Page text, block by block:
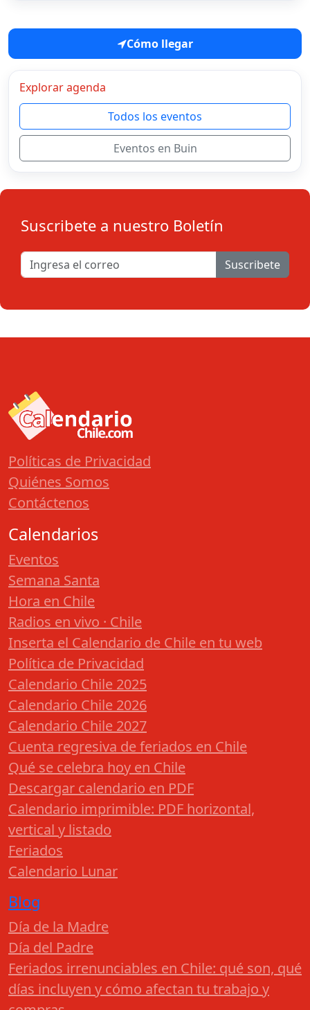
Cómo llegar
Explorar agenda
Todos los eventos
Eventos en Buin
Suscribete a nuestro Boletín
Suscribete
Políticas de Privacidad
Quiénes Somos
Contáctenos
Calendarios
Eventos
Semana Santa
Hora en Chile
Radios en vivo · Chile
Inserta el Calendario de Chile en tu web
Política de Privacidad
Calendario Chile 2025
Calendario Chile 2026
Calendario Chile 2027
Cuenta regresiva de feriados en Chile
Qué se celebra hoy en Chile
Descargar calendario en PDF
Calendario imprimible: PDF horizontal,
vertical y listado
Feriados
Calendario Lunar
Blog
Día de la Madre
Día del Padre
Feriados irrenunciables en Chile: qué son, qué
días incluyen y cómo afectan tu trabajo y